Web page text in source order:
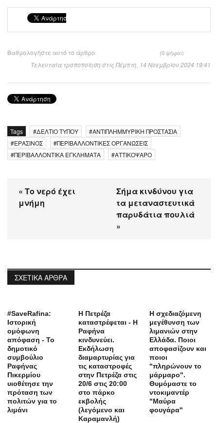
Βαθμολογήστε αυτό το άρθρο (0 ψήφοι)
Τελευταία τροποποίηση στις Πέμπτη, 14 Νοεμβρίου 2024 19:41
Tags ΔΕΛΤΙΟ ΤΥΠΟΥ
ΑΝΤΙΠΛΗΜΜΥΡΙΚΗ ΠΡΟΣΤΑΣΙΑ
ΕΡΑΣΙΝΟΣ
ΠΕΡΙΒΑΛΛΟΝΤΙΚΕΣ ΟΡΓΑΝΩΣΕΙΣ
ΠΕΡΙΒΑΛΛΟΝΤΙΚΑ ΕΓΚΛΗΜΑΤΑ
ΑΤΤΙΚΟΨΑΡΟ
« Το νερό έχει
μνήμη
Σήμα κινδύνου για
τα μεταναστευτικά
παρυδάτια πουλιά
»
ΣΧΕΤΙΚΆ ΆΡΘΡΑ
#SaveRafina:
Ιστορική
ομόφωνη
απόφαση - Το
δημοτικό
συμβούλιο
Ραφήνας
Πικερμίου
υιοθέτησε την
πρόταση των
πολιτών για το
λιμάνι
Η Πετρέζα
καταστρέφεται - Η
Ραφήνα
κινδυνεύει.
Εκδήλωση
διαμαρτυρίας για
τις καταστροφές
στην Πετρέζα στις
20/6 στις 20:00
στο πάρκο
εκβολής
(λεγόμενο και
Καραμανλή)
Η σχεδιαζόμενη
μεγέθυνση των
λιμανιών στην
Ελλάδα. Ποιοι
αποφασίζουν και
ποιοι
"πληρώνουν το
μάρμαρο".
Θυμόμαστε το
ντοκιμαντέρ
"Μαύρα
φουγάρα"